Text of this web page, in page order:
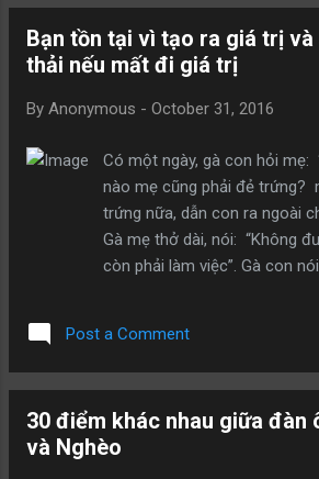
bộ trên một đoạn đường dài,
nước và mệt mỏi. Ông bước
nước lạnh. Người phụ nữ từ
nhại. Cô nói: “Xin ông đợi
nước ra cho ông ngay”. Thầy
một hồi lâu vẫn chưa thấy cô
bắt đầu tự hỏi không biết đã
Cuối cùng, cô gái quay trở lại
Bạn tồn tại vì tạo ra giá trị
thải nếu mất đi giá trị
By Anonymous - October 31, 2016
Có một ngày, gà con hỏi mẹ:
nào mẹ cũng phải đẻ trứng?
trứng nữa, dẫn con ra ngoài
Gà mẹ thở dài, nói: “Không
còn phải làm việc”. Gà con
trứng, nếu không dao phay
không đẻ trứng, chủ nhà sẽ
giá trị
Post a Comment
30 điểm khác nhau giữa đàn
và Nghèo